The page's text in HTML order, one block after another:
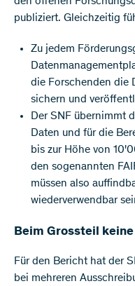
publiziert. Gleichzeitig
Zu jedem
die Forschenden die
sichern und
Der SNF übernimmt
Daten und für die
bis zur Höhe von
den sogenannten
müssen also
wiederverwendbar
Beim Grossteil
Für den Bericht hat der
bei mehreren